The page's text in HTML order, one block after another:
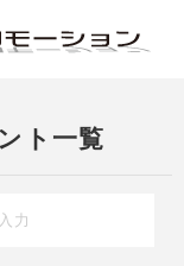
ト一覧